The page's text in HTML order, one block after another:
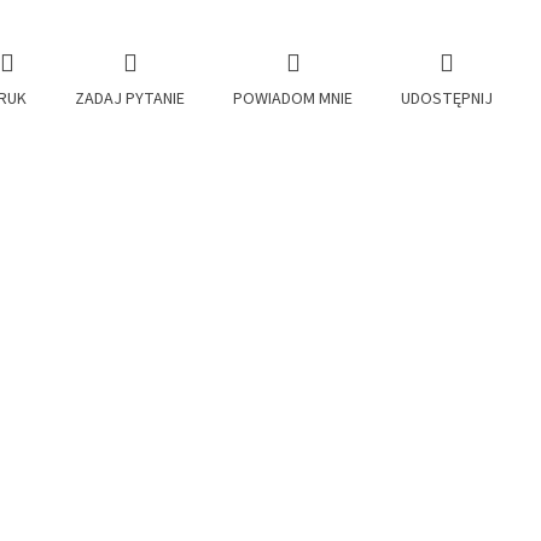
ZADAJ PYTANIE POWIADOM MNIE UDOSTĘPNIJ